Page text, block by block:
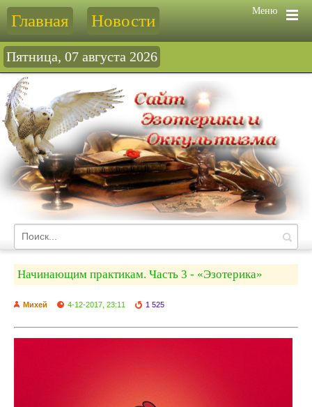
Меню
Главная Новости
Пятница, 07 августа 2026
Начинающим практикам. Часть 3 - «Эзотерика»
Михей 4-12-2017, 23:11 1 525